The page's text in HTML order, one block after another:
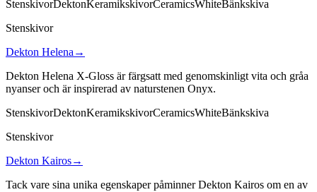
StenskivorDektonKeramikskivorCeramicsWhiteBänkskiva
Stenskivor
Dekton Helena →
Dekton Helena X-Gloss är färgsatt med genomskinligt vita och gråa
nyanser och är inspirerad av naturstenen Onyx.
StenskivorDektonKeramikskivorCeramicsWhiteBänkskiva
Stenskivor
Dekton Kairos→
Tack vare sina unika egenskaper påminner Dekton Kairos om en av